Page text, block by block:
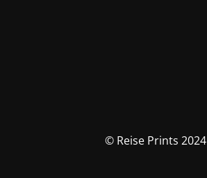
© Reise Prints 2024